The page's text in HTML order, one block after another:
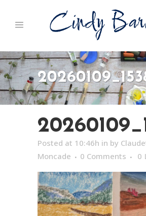
Posted at 10:46h in by
Moncade
0 Comments 0